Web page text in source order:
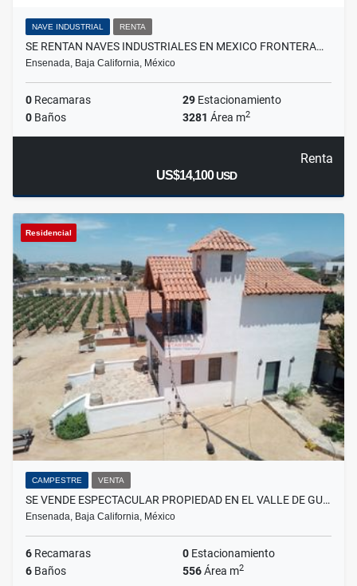
NAVE INDUSTRIAL RENTA
SE RENTAN NAVES INDUSTRIALES EN MEXICO FRONTERA…
Ensenada, Baja California, México
0 Recamaras 29 Estacionamiento
0 Baños 3281 Área m2
Renta
US$14,100USD
Residencial
CAMPESTRE VENTA
SE VENDE ESPECTACULAR PROPIEDAD EN EL VALLE DE GU…
Ensenada, Baja California, México
6 Recamaras 0 Estacionamiento
6 Baños 556Área m2